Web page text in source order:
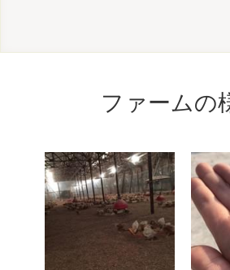
ファームの